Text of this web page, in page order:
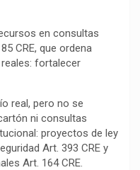
en consultas
CRE, que ordena
fortalecer
real, pero no se
ni consultas
proyectos de ley
Art. 393 CRE y
Art. 164 CRE.